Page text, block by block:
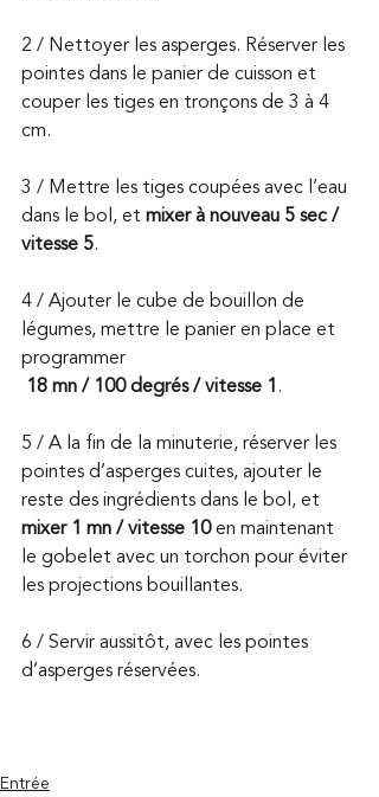
2 / Nettoyer les asperges. Réserver les
pointes dans le panier de cuisson et
couper les tiges en tronçons de 3 à 4
cm.
3 / Mettre les tiges coupées avec l’eau
dans le bol, et mixer à nouveau 5 sec /
vitesse 5.
4 / Ajouter le cube de bouillon de
légumes, mettre le panier en place et
programmer
18 mn / 100 degrés / vitesse 1 .
5 / A la fin de la minuterie, réserver les
pointes d’asperges cuites, ajouter le
reste des ingrédients dans le bol, et
mixer 1 mn / vitesse 10 en maintenant
le gobelet avec un torchon pour éviter
les projections bouillantes.
6 / Servir aussitôt, avec les pointes
d’asperges réservées.
Entrée